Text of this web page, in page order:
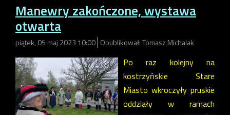
Manewry zakończone, wystawa
otwarta
piątek, 05 maj 2023 10:00 Opublikował: Tomasz Michalak
Po raz kolejny na
kostrzyńskie Stare
Miasto wkroczyły pruskie
oddziały w ramach